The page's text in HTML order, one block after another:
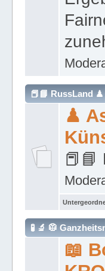
📕📘 RussLand
♟
📕📘
🧪 🔬 🥼
📖
Seit